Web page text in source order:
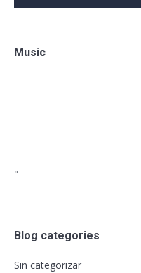
Music
"
Blog categories
Sin categorizar